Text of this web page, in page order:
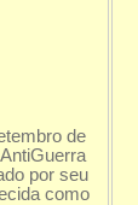
de
por seu
como